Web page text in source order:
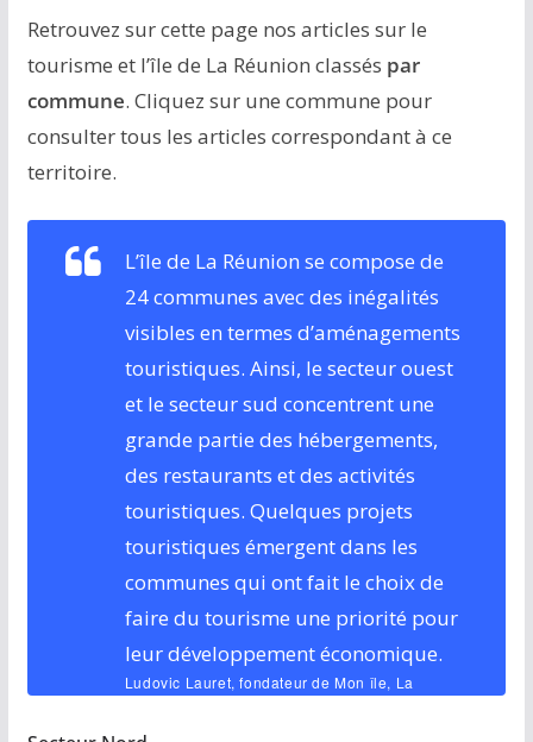
Retrouvez sur cette page nos articles sur le
tourisme et l’île de La Réunion classés par
commune. Cliquez sur une commune pour
consulter tous les articles correspondant à ce
territoire.
L’île de La Réunion se compose de
24 communes avec des inégalités
visibles en termes d’aménagements
touristiques. Ainsi, le secteur ouest
et le secteur sud concentrent une
grande partie des hébergements,
des restaurants et des activités
touristiques. Quelques projets
touristiques émergent dans les
communes qui ont fait le choix de
faire du tourisme une priorité pour
leur développement économique.
Ludovic Lauret, fondateur de Mon île, La
Réunion